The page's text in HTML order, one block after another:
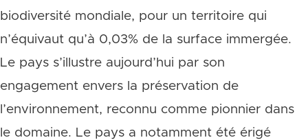
biodiversité mondiale, pour un territoire qui
n’équivaut qu’à 0,03% de la surface immergée.
Le pays s’illustre aujourd’hui par son
engagement envers la préservation de
l’environnement, reconnu comme pionnier dans
le domaine. Le pays a notamment été érigé